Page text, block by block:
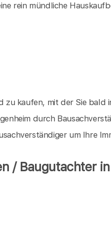
rein mündliche
zu kaufen, mit der Sie bald
durch
um Ihre
/ Baugutachter in